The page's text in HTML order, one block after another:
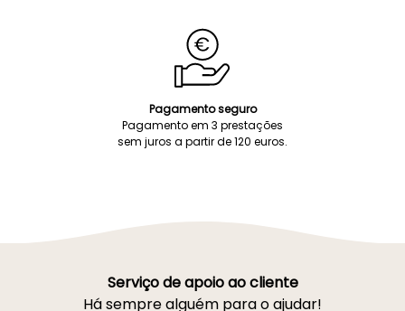
Pagamento seguro
Pagamento em 3 prestações
sem juros a partir de 120 euros.
Serviço de apoio ao cliente
Há sempre alguém para o ajudar!